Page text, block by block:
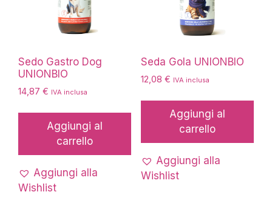
prodotto
Sedo Gastro Dog
UNIONBIO
14,87 € IVA inclusa
Aggiungi al
carrello
Aggiungi alla
Wishlist
Seda Gola UNIONBIO
12,08 € IVA inclusa
Aggiungi al
carrello
Aggiungi alla
Wishlist